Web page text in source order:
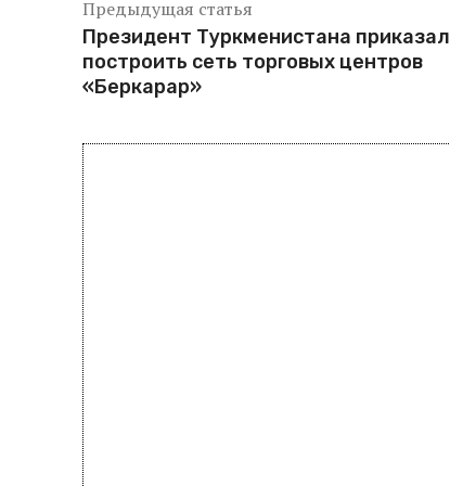
Предыдущая статья
Президент Туркменистана приказал
построить сеть торговых центров
«Беркарар»